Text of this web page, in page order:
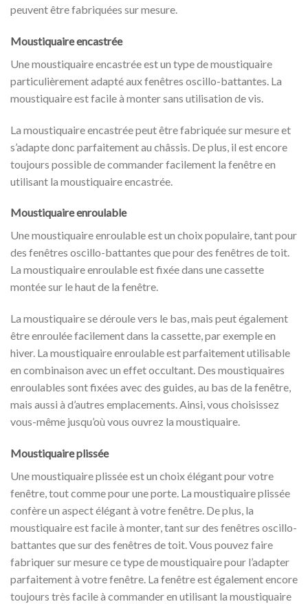
peuvent être fabriquées sur mesure.
Moustiquaire encastrée
Une moustiquaire encastrée est un type de moustiquaire
particulièrement adapté aux fenêtres oscillo-battantes. La
moustiquaire est facile à monter sans utilisation de vis.
La moustiquaire encastrée peut être fabriquée sur mesure et
s’adapte donc parfaitement au châssis. De plus, il est encore
toujours possible de commander facilement la fenêtre en
utilisant la moustiquaire encastrée.
Moustiquaire enroulable
Une moustiquaire enroulable est un choix populaire, tant pour
des fenêtres oscillo-battantes que pour des fenêtres de toit.
La moustiquaire enroulable est fixée dans une cassette
montée sur le haut de la fenêtre.
La moustiquaire se déroule vers le bas, mais peut également
être enroulée facilement dans la cassette, par exemple en
hiver. La moustiquaire enroulable est parfaitement utilisable
en combinaison avec un effet occultant. Des moustiquaires
enroulables sont fixées avec des guides, au bas de la fenêtre,
mais aussi à d’autres emplacements. Ainsi, vous choisissez
vous-même jusqu’où vous ouvrez la moustiquaire.
Moustiquaire plissée
Une moustiquaire plissée est un choix élégant pour votre
fenêtre, tout comme pour une porte. La moustiquaire plissée
confère un aspect élégant à votre fenêtre. De plus, la
moustiquaire est facile à monter, tant sur des fenêtres oscillo-
battantes que sur des fenêtres de toit. Vous pouvez faire
fabriquer sur mesure ce type de moustiquaire pour l’adapter
parfaitement à votre fenêtre. La fenêtre est également encore
toujours très facile à commander en utilisant la moustiquaire